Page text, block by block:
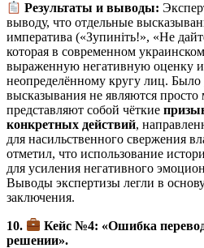
Результаты и выводы:
выводу, что отдельные
императива («Зупиніть!», «Не
которая в современном
выраженную негативную оценку и
неопределённому кругу лиц. Было
высказывания не являются
представляют собой чёткие
конкретных действий,
для насильственного свержения
отметил, что использование
для усиления негативного
Выводы экспертизы легли в
заключения.
10.
Кейс №4: «Ошибка
решении».